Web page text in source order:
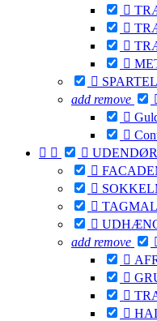





add remove


  




add remove



